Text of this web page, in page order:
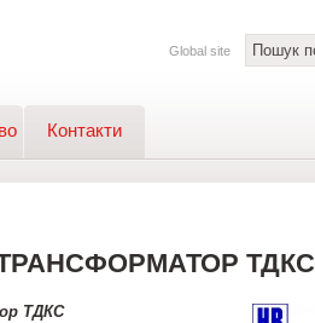
Global site
Контакти
ТДКС
ТДКС